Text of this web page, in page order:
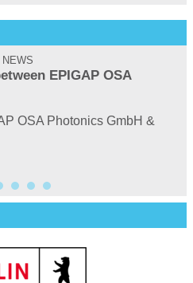
EPIGAP OSA
OSA Photonics GmbH &